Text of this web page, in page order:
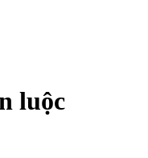
luộc